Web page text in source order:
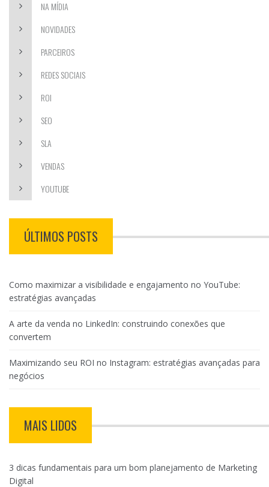
NA MÍDIA
NOVIDADES
PARCEIROS
REDES SOCIAIS
ROI
SEO
SLA
VENDAS
YOUTUBE
ÚLTIMOS POSTS
Como maximizar a visibilidade e engajamento no YouTube:
estratégias avançadas
A arte da venda no LinkedIn: construindo conexões que
convertem
Maximizando seu ROI no Instagram: estratégias avançadas para
negócios
MAIS LIDOS
3 dicas fundamentais para um bom planejamento de Marketing
Digital